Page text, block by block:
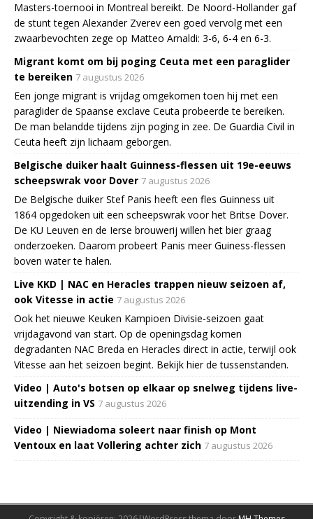
Masters-toernooi in Montreal bereikt. De Noord-Hollander gaf
de stunt tegen Alexander Zverev een goed vervolg met een
zwaarbevochten zege op Matteo Arnaldi: 3-6, 6-4 en 6-3.
Migrant komt om bij poging Ceuta met een paraglider
te bereiken 7 augustus 2026
Een jonge migrant is vrijdag omgekomen toen hij met een
paraglider de Spaanse exclave Ceuta probeerde te bereiken.
De man belandde tijdens zijn poging in zee. De Guardia Civil in
Ceuta heeft zijn lichaam geborgen.
Belgische duiker haalt Guinness-flessen uit 19e-eeuws
scheepswrak voor Dover 7 augustus 2026
De Belgische duiker Stef Panis heeft een fles Guinness uit
1864 opgedoken uit een scheepswrak voor het Britse Dover.
De KU Leuven en de Ierse brouwerij willen het bier graag
onderzoeken. Daarom probeert Panis meer Guiness-flessen
boven water te halen.
Live KKD | NAC en Heracles trappen nieuw seizoen af,
ook Vitesse in actie 7 augustus 2026
Ook het nieuwe Keuken Kampioen Divisie-seizoen gaat
vrijdagavond van start. Op de openingsdag komen
degradanten NAC Breda en Heracles direct in actie, terwijl ook
Vitesse aan het seizoen begint. Bekijk hier de tussenstanden.
Video | Auto's botsen op elkaar op snelweg tijdens live-
uitzending in VS 7 augustus 2026
Video | Niewiadoma soleert naar finish op Mont
Ventoux en laat Vollering achter zich 7 augustus 2026